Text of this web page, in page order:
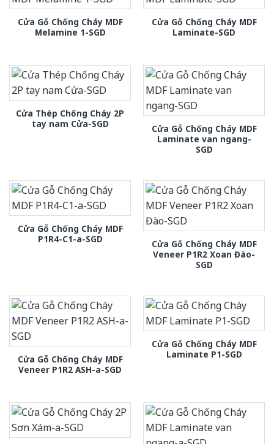
Cửa Gỗ Chống Cháy MDF
Melamine 1-SGD
Cửa Gỗ Chống Cháy MDF
Laminate-SGD
Cửa Thép Chống Cháy 2P
tay nam Cửa-SGD
Cửa Gỗ Chống Cháy MDF
Laminate van ngang-
SGD
Cửa Gỗ Chống Cháy MDF
P1R4-C1-a-SGD
Cửa Gỗ Chống Cháy MDF
Veneer P1R2 Xoan Đào-
SGD
Cửa Gỗ Chống Cháy MDF
Veneer P1R2 ASH-a-SGD
Cửa Gỗ Chống Cháy MDF
Laminate P1-SGD